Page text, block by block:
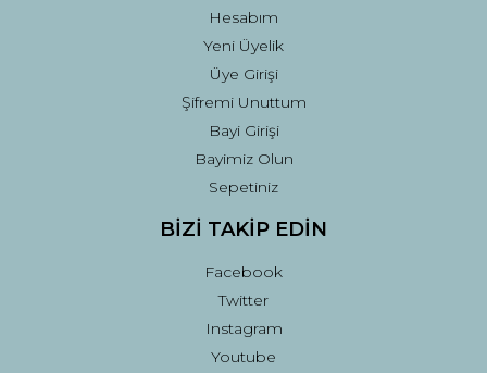
Hesabım
Yeni Üyelik
Üye Girişi
Şifremi Unuttum
Bayi Girişi
Bayimiz Olun
Sepetiniz
BİZİ TAKİP EDİN
Facebook
Twitter
Instagram
Youtube